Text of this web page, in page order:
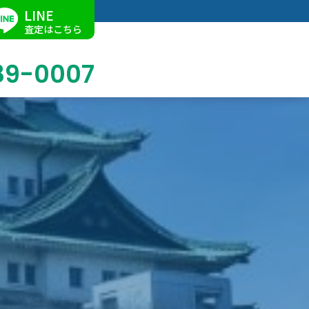
ログ
Facebook
軸買取
磁器・陶器買取
術品・古美術品買取
舗での買取
事買取
古屋店
人情報
LINE
査定はこちら
0007